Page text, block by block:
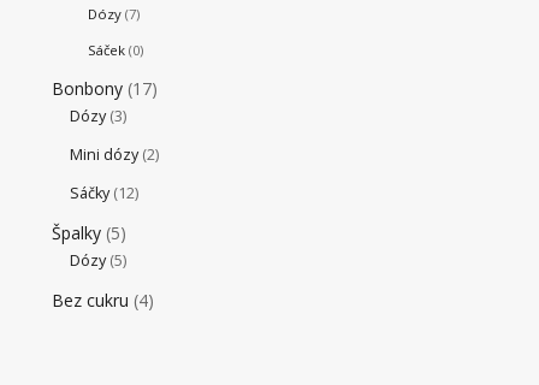
Dózy (7)
Sáček (0)
Bonbony (17)
Dózy (3)
Mini dózy (2)
Sáčky (12)
Špalky (5)
Dózy (5)
Bez cukru (4)